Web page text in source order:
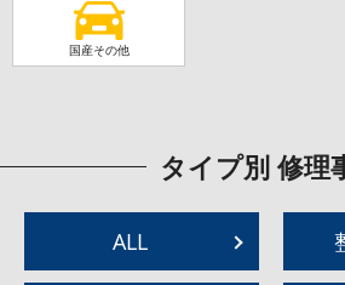
国産その他
タイプ別 修理
ALL